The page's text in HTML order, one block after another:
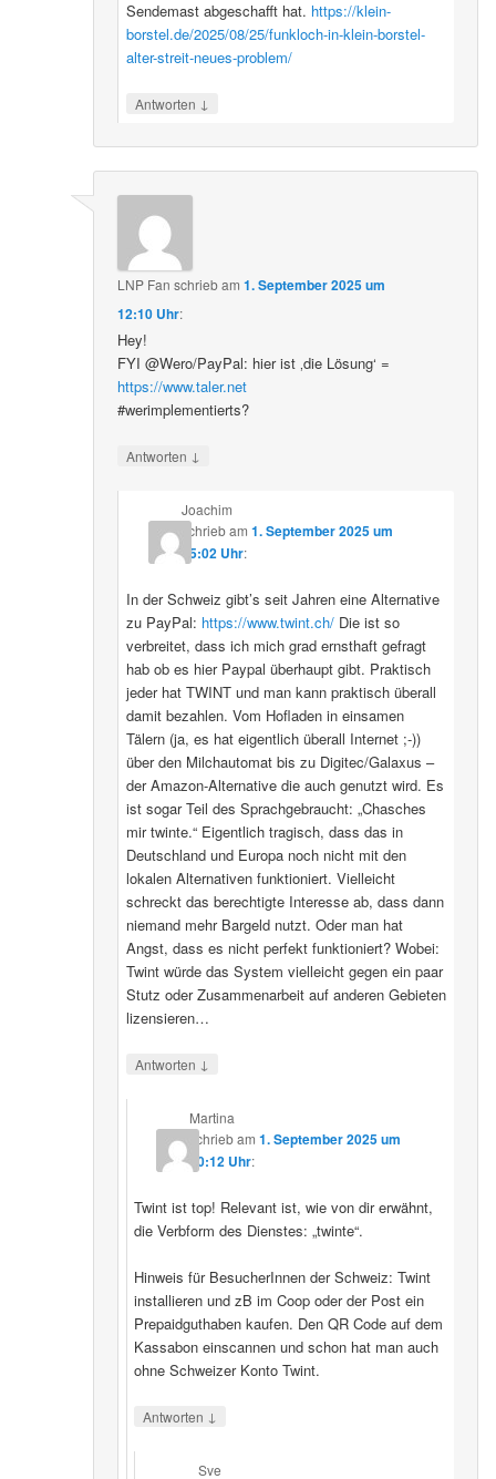
Sendemast abgeschafft hat. https://klein-
borstel.de/2025/08/25/funkloch-in-klein-borstel-
alter-streit-neues-problem/
Antworten ↓
LNP Fan schriebam1. September 2025 um
12:10 Uhr:
Hey!
FYI @Wero/PayPal: hier ist ‚die Lösung‘ =
https://www.taler.net
#werimplementierts?
Antworten ↓
Joachim
schriebam 1. September 2025 um
15:02 Uhr:
In der Schweiz gibt’s seit Jahren eine Alternative
zu PayPal: https://www.twint.ch/Die ist so
verbreitet, dass ich mich grad ernsthaft gefragt
hab ob es hier Paypal überhaupt gibt. Praktisch
jeder hat TWINT und man kann praktisch überall
damit bezahlen. Vom Hofladen in einsamen
Tälern (ja, es hat eigentlich überall Internet ;-))
über den Milchautomat bis zu Digitec/Galaxus –
der Amazon-Alternative die auch genutzt wird. Es
ist sogar Teil des Sprachgebraucht: „Chasches
mir twinte.“ Eigentlich tragisch, dass das in
Deutschland und Europa noch nicht mit den
lokalen Alternativen funktioniert. Vielleicht
schreckt das berechtigte Interesse ab, dass dann
niemand mehr Bargeld nutzt. Oder man hat
Angst, dass es nicht perfekt funktioniert? Wobei:
Twint würde das System vielleicht gegen ein paar
Stutz oder Zusammenarbeit auf anderen Gebieten
lizensieren…
Antworten ↓
Martina
schriebam1. September 2025 um
20:12 Uhr:
Twint ist top! Relevant ist, wie von dir erwähnt,
die Verbform des Dienstes: „twinte“.
Hinweis für BesucherInnen der Schweiz: Twint
installieren und zB im Coop oder der Post ein
Prepaidguthaben kaufen. Den QR Code auf dem
Kassabon einscannen und schon hat man auch
ohne Schweizer Konto Twint.
Antworten ↓
Sve